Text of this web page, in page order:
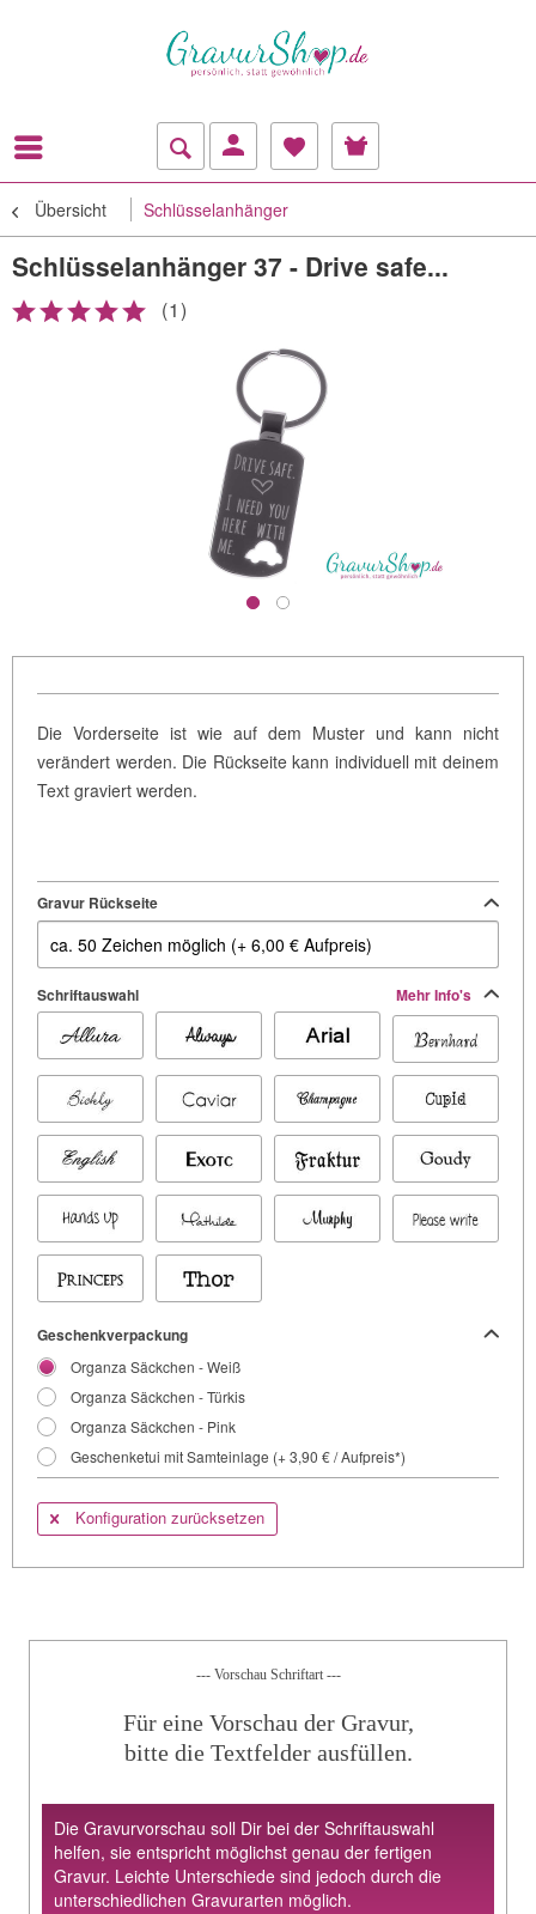
Übersicht Schlüsselanhänger
Schlüsselanhänger 37 - Drive safe...
(1)
Die Vorderseite ist wie auf dem Muster und kann nicht
verändert werden. Die Rückseite kann individuell mit deinem
Text graviert werden.
Gravur Rückseite
Schriftauswahl Mehr Info's
Geschenkverpackung
Organza Säckchen - Weiß
Organza Säckchen - Türkis
Organza Säckchen - Pink
Geschenketui mit Samteinlage (+ 3,90 € / Aufpreis*)
Konfiguration zurücksetzen
--- Vorschau Schriftart ---
Für eine Vorschau der Gravur,
bitte die Textfelder ausfüllen.
Die Gravurvorschau soll Dir bei der Schriftauswahl
helfen, sie entspricht möglichst genau der fertigen
Gravur. Leichte Unterschiede sind jedoch durch die
unterschiedlichen Gravurarten möglich.